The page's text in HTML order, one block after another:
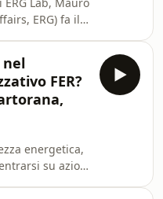
di
ci ERG) fa il
E
correggere
la
nel
FER?
energetica,
su azioni